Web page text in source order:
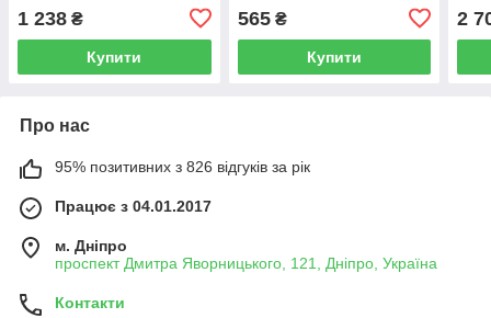
1 238 ₴
Купити
565₴
Купити
2
Про нас
95% позитивних з 826 відгуків за рік
Працює з 04.01.2017
м. Дніпро
проспект Дмитра Яворницького, 121, Дніпро, Україна
Контакти